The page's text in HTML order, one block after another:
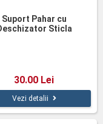
Suport Pahar cu
Sticla
30.00 Lei
Vezi detalii